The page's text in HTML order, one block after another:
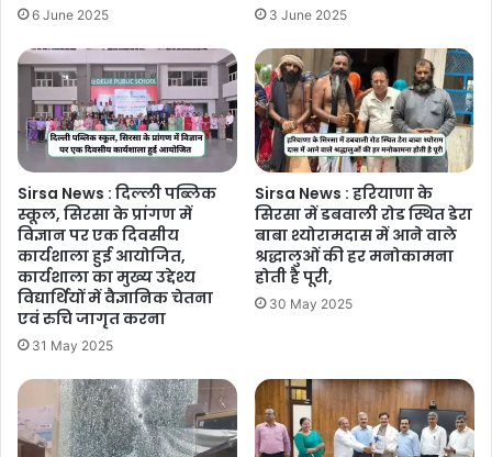
6 June 2025 3 June 2025
Sirsa News : दिल्ली पब्लिक
स्कूल, सिरसा के प्रांगण में
विज्ञान पर एक दिवसीय
कार्यशाला हुई आयोजित,
कार्यशाला का मुख्य उद्देश्य
विद्यार्थियों में वैज्ञानिक चेतना
एवं रुचि जागृत करना
31 May 2025
Sirsa News : हरियाणा के
सिरसा में डबवाली रोड स्थित डेरा
बाबा श्योरामदास में आने वाले
श्रद्धालुओं की हर मनोकामना
होती है पूरी,
30 May 2025